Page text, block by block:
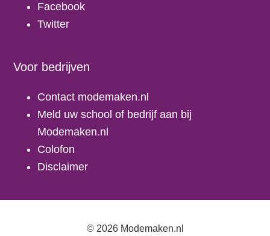
Facebook
Twitter
Voor bedrijven
Contact modemaken.nl
Meld uw school of bedrijf aan bij
Modemaken.nl
Colofon
Disclaimer
© 2026 Modemaken.nl